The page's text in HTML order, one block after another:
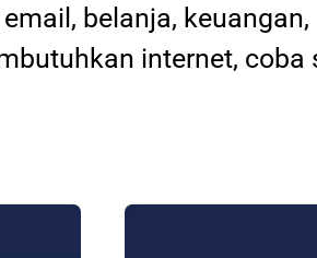
belanja, keuangan,
internet, coba